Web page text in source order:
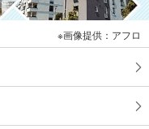
画像提供：アフロ